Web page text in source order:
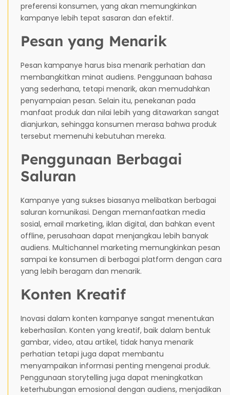
preferensi konsumen, yang akan memungkinkan
kampanye lebih tepat sasaran dan efektif.
Pesan yang Menarik
Pesan kampanye harus bisa menarik perhatian dan
membangkitkan minat audiens. Penggunaan bahasa
yang sederhana, tetapi menarik, akan memudahkan
penyampaian pesan. Selain itu, penekanan pada
manfaat produk dan nilai lebih yang ditawarkan sangat
dianjurkan, sehingga konsumen merasa bahwa produk
tersebut memenuhi kebutuhan mereka.
Penggunaan Berbagai
Saluran
Kampanye yang sukses biasanya melibatkan berbagai
saluran komunikasi. Dengan memanfaatkan media
sosial, email marketing, iklan digital, dan bahkan event
offline, perusahaan dapat menjangkau lebih banyak
audiens. Multichannel marketing memungkinkan pesan
sampai ke konsumen di berbagai platform dengan cara
yang lebih beragam dan menarik.
Konten Kreatif
Inovasi dalam konten kampanye sangat menentukan
keberhasilan. Konten yang kreatif, baik dalam bentuk
gambar, video, atau artikel, tidak hanya menarik
perhatian tetapi juga dapat membantu
menyampaikan informasi penting mengenai produk.
Penggunaan storytelling juga dapat meningkatkan
keterhubungan emosional dengan audiens, menjadikan